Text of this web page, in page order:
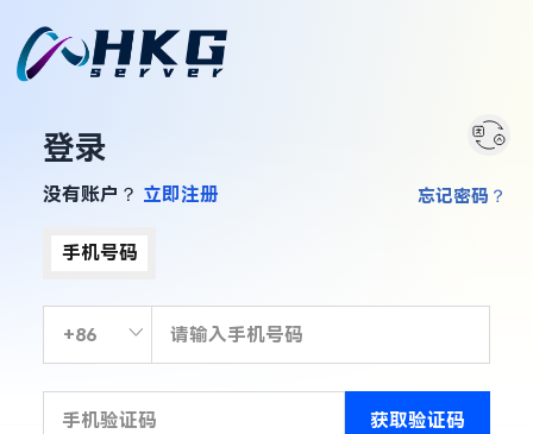
登录
没有账户？ 立即注册
手机号码
获取验证码
忘记密码？